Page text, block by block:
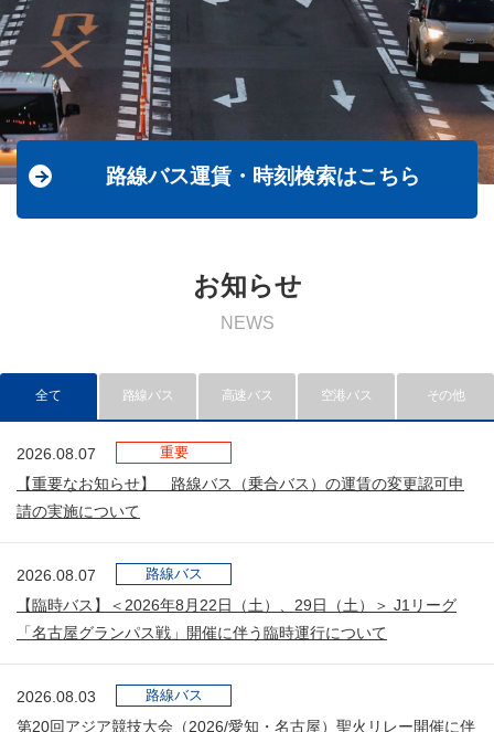
路線バス運賃・時刻検索はこちら
お知らせ
NEWS
全て 路線バス 高速バス 空港バス その他
2026.08.07 重要
【重要なお知らせ】 路線バス（乗合バス）の運賃の変更認可申
請の実施について
2026.08.07 路線バス
【臨時バス】＜2026年8月22日（土）、29日（土）＞ J1リーグ
「名古屋グランパス戦」開催に伴う臨時運行について
2026.08.03 路線バス
第20回アジア競技大会（2026/愛知・名古屋）聖火リレー開催に伴